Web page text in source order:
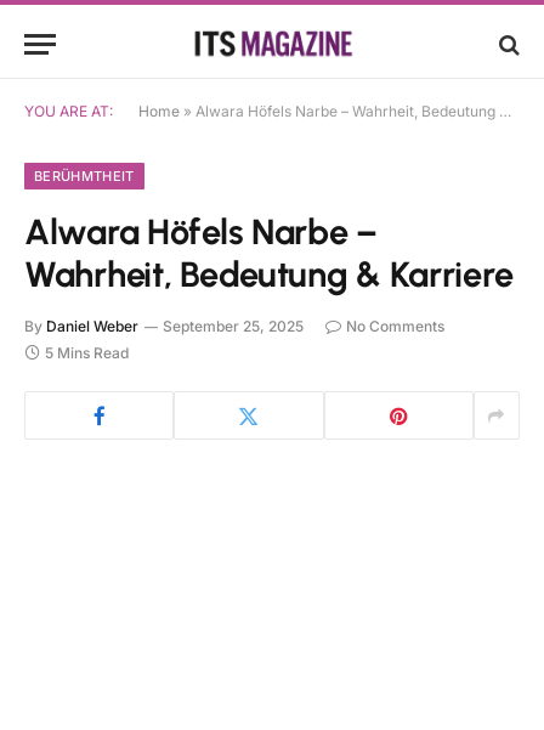
YOU ARE AT: Home » Alwara Höfels Narbe – Wahrheit, Bedeutung & Karriere
BERÜHMTHEIT
Alwara Höfels Narbe –
Wahrheit, Bedeutung & Karriere
By Daniel Weber September 25, 2025
No Comments
5 Mins Read